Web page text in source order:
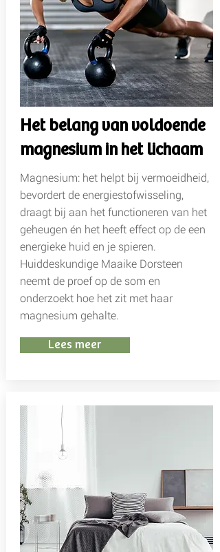
Het belang van voldoende
magnesium in het lichaam
Magnesium: het helpt bij vermoeidheid,
bevordert de energiestofwisseling,
draagt bij aan het functioneren van het
geheugen én het heeft effect op de een
energieke huid en je spieren.
Huiddeskundige Maaike Dorsteen
neemt de proef op de som en
onderzoekt hoe het zit met haar
magnesium gehalte.
Lees meer